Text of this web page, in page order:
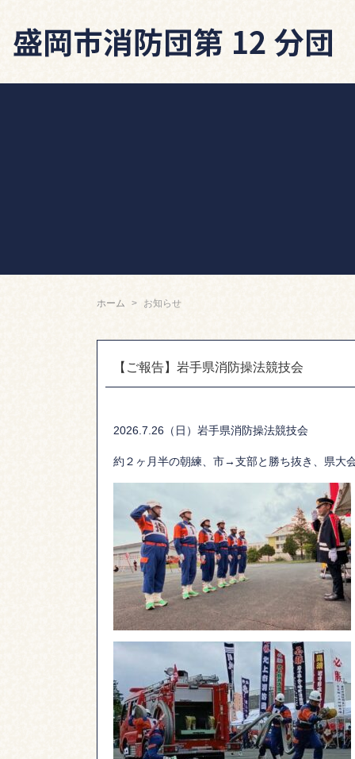
ホーム お知らせ
【ご報告】岩手県消防操法競技会
2026.7.26（日）岩手県消防操法競技会
約２ヶ月半の朝練、市→支部と勝ち抜き、県大